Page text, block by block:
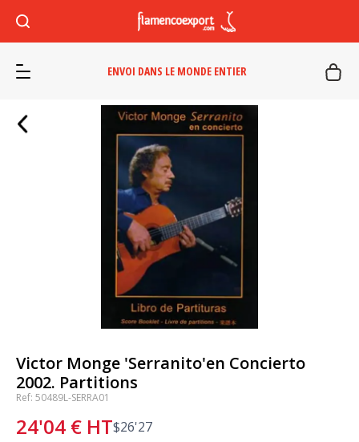
ENVOI DANS LE MONDE ENTIER
Victor Monge 'Serranito'en Concierto
2002. Partitions
Ref: 50489L-SERRA01
24'04 € HT$26'27